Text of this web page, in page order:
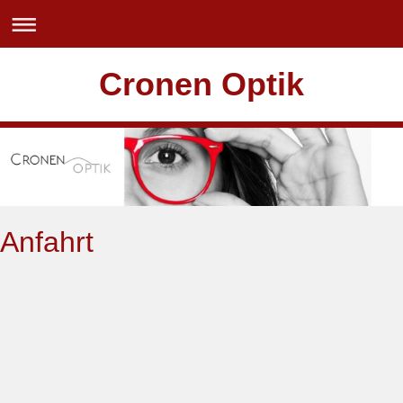
Cronen Optik
Anfahrt